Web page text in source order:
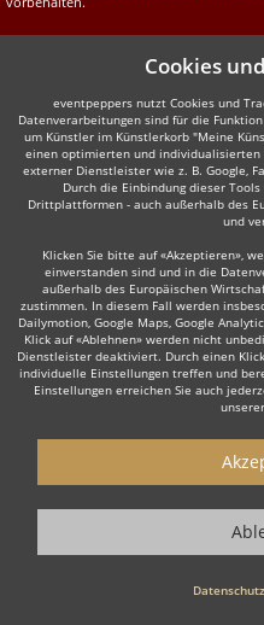
Cookies
eventpeppers nutzt Cookies und
Datenverarbeitungen sind für die
um Künstler im Künstlerkorb "Meine
einen optimierten und individualisierten
externer Dienstleister wie z. B. Google,
Durch die Einbindung dieser
Drittplattformen - auch außerhalb des
und
Klicken Sie bitte auf «Akzeptieren»,
einverstanden sind und in die
außerhalb des Europäischen
zustimmen. In diesem Fall werden
Dailymotion, Google Maps, Google
Klick auf «Ablehnen» werden nicht
Dienstleister deaktiviert. Durch einen
individuelle Einstellungen treffen und
Einstellungen erreichen Sie auch